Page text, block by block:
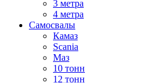
3 метра
4 метра
Самосвалы
Камаз
Scania
Маз
10 тонн
12 тонн